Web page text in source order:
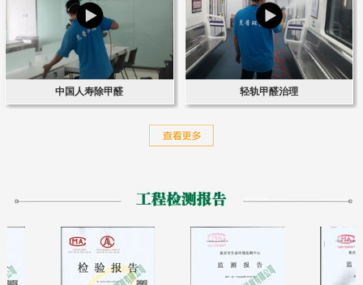
中国人寿除甲醛 轻轨甲醛治理